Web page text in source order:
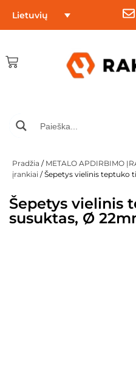
Lietuvių
Pradžia / METALO APDIRBIMO
įrankiai / Šepetys vielinis teptuko
Šepetys vielinis
susuktas, Ø